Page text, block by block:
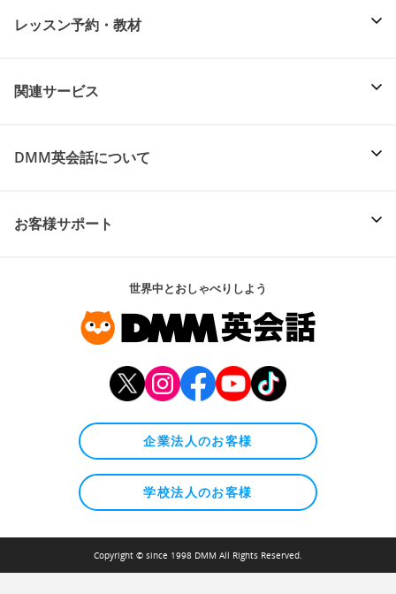
レッスン予約・教材
関連サービス
DMM英会話について
お客様サポート
世界中とおしゃべりしよう
企業法人のお客様
学校法人のお客様
Copyright © since 1998 DMM All Rights Reserved.